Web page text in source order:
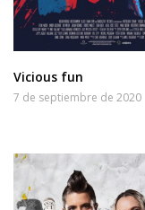
Vicious fun
7 de septiembre de 2020